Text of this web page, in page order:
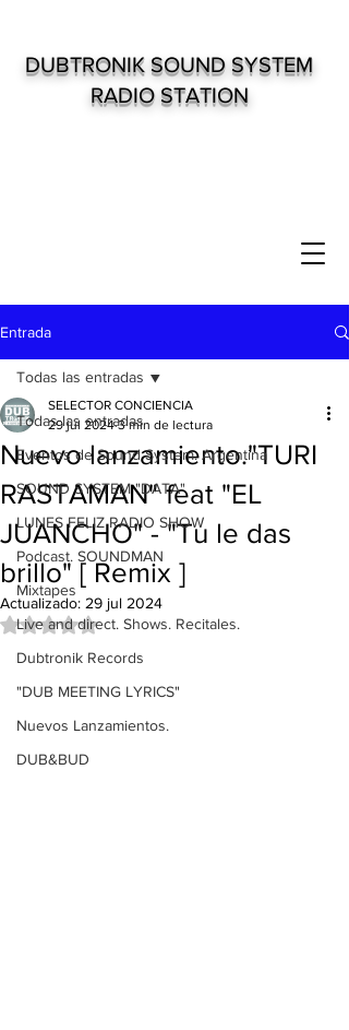
DUBTRONIK SOUND SYSTEM
RADIO STATION
Entrada
Todas las entradas
Eventos de Sound System. Argentina
SOUND SYSTEM "DATA"
LUNES FELIZ RADIO SHOW
Podcast. SOUNDMAN
Mixtapes
Live and direct. Shows. Recitales.
Dubtronik Records
"DUB MEETING LYRICS"
Nuevos Lanzamientos.
DUB&BUD
Todas las entradas
Nuevo lanzamiento."TURI
RASTAMAN" feat "EL
JUANCHO" - "Tu le das
brillo" [ Remix ]
SELECTOR CONCIENCIA
29 jul 2024 3 min de lectura
Actualizado: 29 jul 2024
Obtuvo NaN de 5 estrellas.